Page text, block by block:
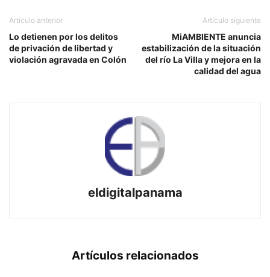
Artículo anterior
Lo detienen por los delitos
de privación de libertad y
violación agravada en Colón
Artículo siguiente
MiAMBIENTE anuncia
estabilización de la situación
del río La Villa y mejora en la
calidad del agua
eldigitalpanama
Artículos relacionados